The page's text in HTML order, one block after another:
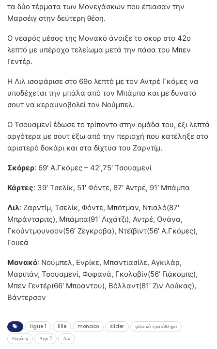
τα δύο τέρματα των Μονεγάσκων που έπιασαν την
Μαρσέιγ στην δεύτερη θέση.
Ο νεαρός μέσος της Μονακό άνοιξε το σκορ στο 42ο
λεπτό με υπέροχο τελείωμα μετά την πάσα του Μπεν
Γεντέρ.
Η Λιλ ισοφάρισε στο 69ο λεπτό με τον Αντρέ Γκόμες να
υποδέχεται την μπάλα από τον Μπάμπα και με δυνατό
σουτ να κεραυνοβολεί τον Νούμπελ.
Ο Τσουαμενί έδωσε το τρίποντο στην ομάδα του, έξι λεπτά
αργότερα με σουτ έξω από την περιοχή που κατέληξε στο
αριστερό δοκάρι και στα δίχτυα του Ζαρντίμ.
Σκόρερ: 69′ Α.Γκόμες – 42′,75′ Τσουαμενί
Κάρτες: 39′ Τσελίκ, 51′ Φόντε, 87′ Αντρέ, 91′ Μπάμπα
Λιλ: Ζαρντίμ, Τσελίκ, Φόντε, Μπότμαν, Ντιαλό(87′
Μπράνταριτς), Μπάμπα(91′ Λιχάτζι), Αντρέ, Ονάνα,
Γκούντμουνσον(56′ Ζέγκροβα), Ντέϊβιντ(56′ Α.Γκόμες),
Γουεά
Μονακό: Νούμπελ, Ενρίκε, Μπαντιασίλε, Αγκιλάρ,
Μαριπάν, Τσουαμενί, Φοφανά, Γκολοβίν(56′ Γιάκομπς),
Μπεν Γεντέρ(66′ Μποαντού), Βόλλαντ(81′ Ζιν Λούκας),
Βάντερσον
ligue 1 lille monaco slider
γαλλικό πρωτάθλημα
Ευρώπη
Λιγκ 1 Λιλ